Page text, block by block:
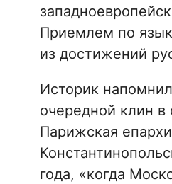
Приемлем по
из достижений
Историк
очередной клин
Парижская
года, «когда